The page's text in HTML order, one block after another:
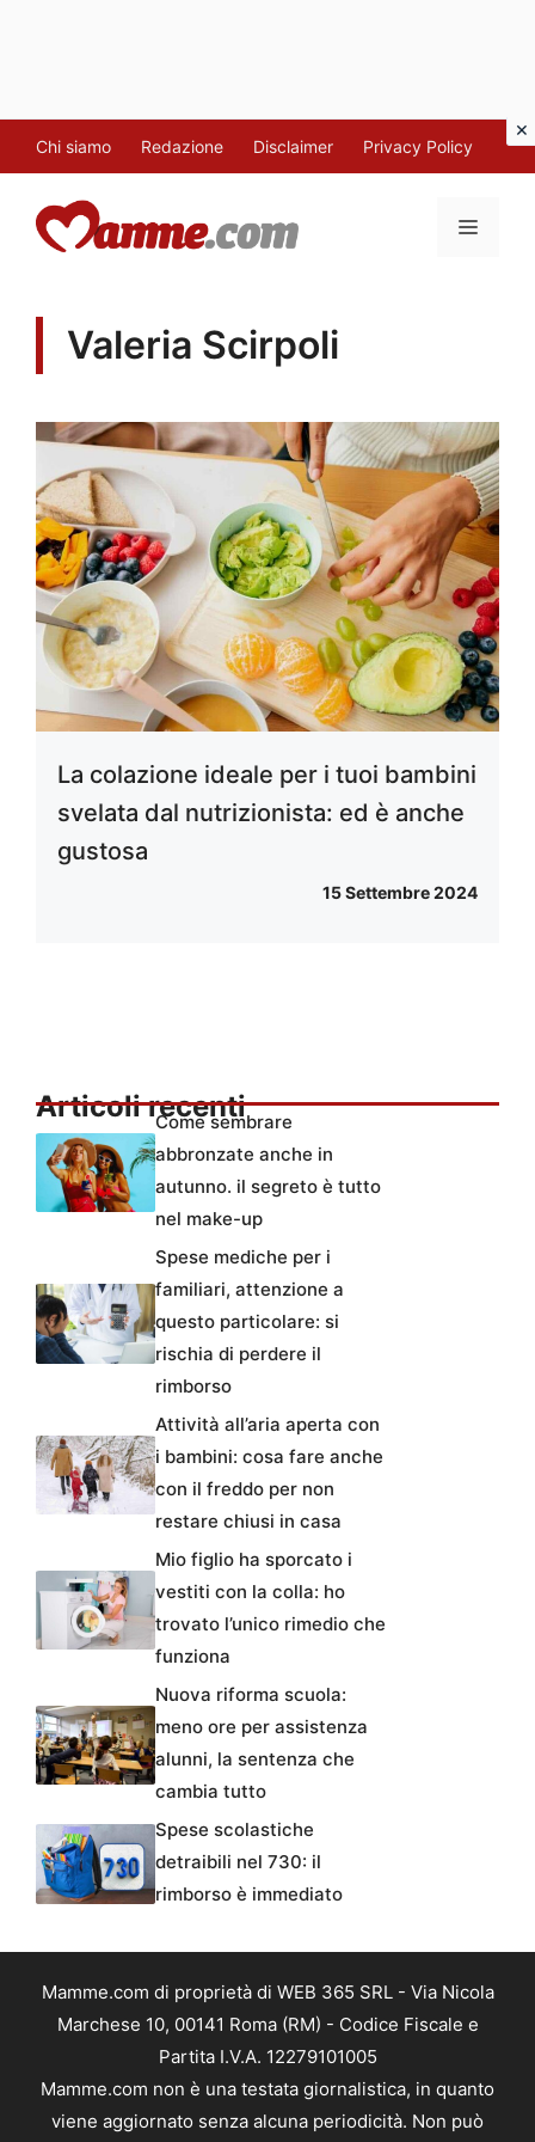
al
contenuto
Chi siamo Redazione Disclaimer Privacy Policy
MENU
Valeria Scirpoli
La colazione ideale per i tuoi bambini
svelata dal nutrizionista: ed è anche
gustosa
15 Settembre 2024
Articoli recenti
Come sembrare
abbronzate anche in
autunno. il segreto è tutto
nel make-up
Spese mediche per i
familiari, attenzione a
questo particolare: si
rischia di perdere il
rimborso
Attività all’aria aperta con
i bambini: cosa fare anche
con il freddo per non
restare chiusi in casa
Mio figlio ha sporcato i
vestiti con la colla: ho
trovato l’unico rimedio che
funziona
Nuova riforma scuola:
meno ore per assistenza
alunni, la sentenza che
cambia tutto
Spese scolastiche
detraibili nel 730: il
rimborso è immediato
Mamme.com di proprietà di WEB 365 SRL - Via Nicola
Marchese 10, 00141 Roma (RM) - Codice Fiscale e
Partita I.V.A. 12279101005
Mamme.com non è una testata giornalistica, in quanto
viene aggiornato senza alcuna periodicità. Non può